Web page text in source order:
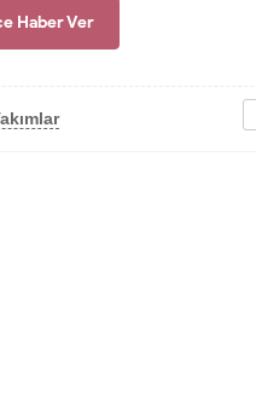
Haber Ver